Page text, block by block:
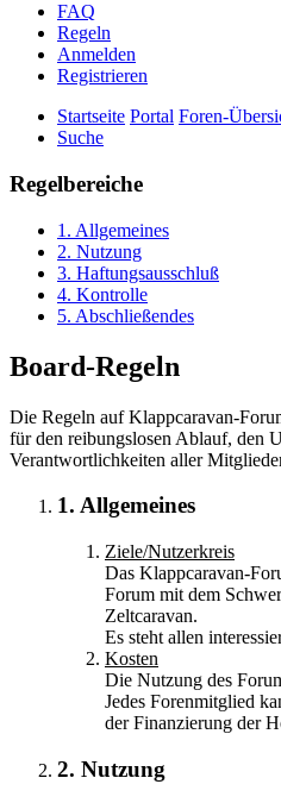
FAQ
Regeln
Anmelden
Registrieren
Startseite Portal Foren-
Suche
Regelbereiche
1. Allgemeines
2. Nutzung
3. Haftungsausschluß
4. Kontrolle
5. Abschließendes
Board-Regeln
Die Regeln auf Klappcaravan-
für den reibungslosen Ablauf, den
Verantwortlichkeiten aller
1. Allgemeines
Ziele/Nutzerkreis
Das Klappcaravan-
Forum mit dem
Zeltcaravan.
Es steht allen
Kosten
Die Nutzung des
Jedes Forenmitglied
der Finanzierung der
2. Nutzung